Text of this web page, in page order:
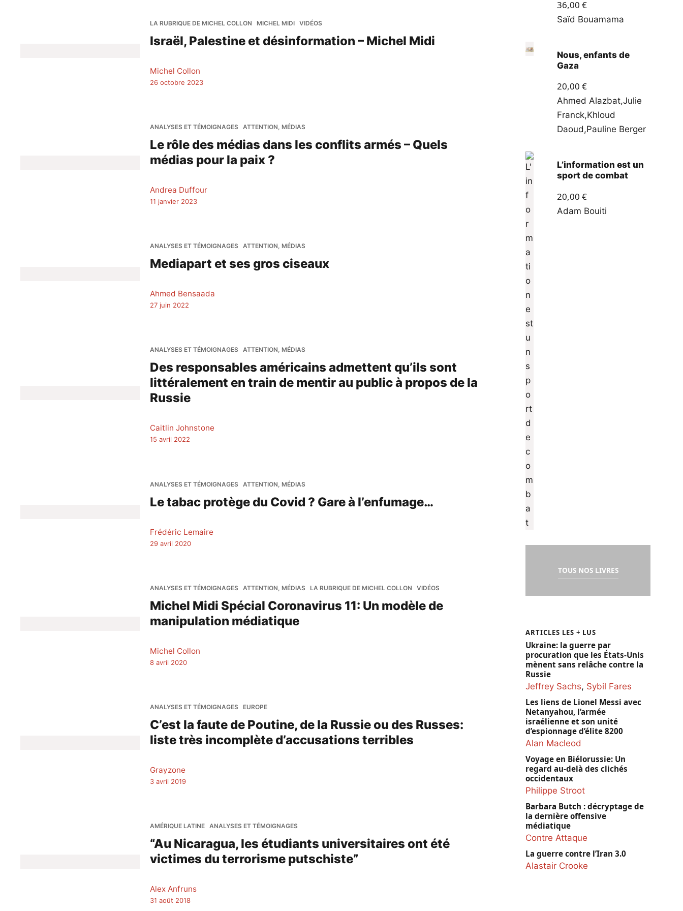
LA RUBRIQUE DE MICHEL COLLON MICHEL MIDI VIDÉOS
Israël, Palestine et désinformation – Michel Midi
Michel Collon
26 octobre 2023
ANALYSES ET TÉMOIGNAGES ATTENTION, MÉDIAS
Le rôle des médias dans les conflits armés – Quels
médias pour la paix ?
Andrea Duffour
11 janvier 2023
ANALYSES ET TÉMOIGNAGES ATTENTION, MÉDIAS
Mediapart et ses gros ciseaux
Ahmed Bensaada
27 juin 2022
ANALYSES ET TÉMOIGNAGES ATTENTION, MÉDIAS
Des responsables américains admettent qu’ils sont
littéralement en train de mentir au public à propos de la
Russie
Caitlin Johnstone
15 avril 2022
ANALYSES ET TÉMOIGNAGES ATTENTION, MÉDIAS
Le tabac protège du Covid ? Gare à l’enfumage…
Frédéric Lemaire
29 avril 2020
ANALYSES ET TÉMOIGNAGES ATTENTION, MÉDIAS LA RUBRIQUE DE MICHEL COLLON VIDÉOS
Michel Midi Spécial Coronavirus 11: Un modèle de
manipulation médiatique
Michel Collon
8 avril 2020
ANALYSES ET TÉMOIGNAGES EUROPE
C’est la faute de Poutine, de la Russie ou des Russes:
liste très incomplète d’accusations terribles
Grayzone
3 avril 2019
AMÉRIQUE LATINE ANALYSES ET TÉMOIGNAGES
“Au Nicaragua, les étudiants universitaires ont été
victimes du terrorisme putschiste”
Alex Anfruns
31 août 2018
36,00 €
Saïd Bouamama
Nous, enfants de
Gaza
20,00 €
Ahmed Alazbat,Julie
Franck,Khloud
Daoud,Pauline Berger
L’information est un
sport de combat
20,00 €
Adam Bouiti
TOUS NOS LIVRES
ARTICLES LES + LUS
Ukraine: la guerre par
procuration que les États-Unis
mènent sans relâche contre la
Russie
Jeffrey Sachs, Sybil Fares
Les liens de Lionel Messi avec
Netanyahou, l’armée
israélienne et son unité
d’espionnage d’élite 8200
Alan Macleod
Voyage en Biélorussie: Un
regard au-delà des clichés
occidentaux
Philippe Stroot
Barbara Butch : décryptage de
la dernière offensive
médiatique
Contre Attaque
La guerre contre l’Iran 3.0
Alastair Crooke